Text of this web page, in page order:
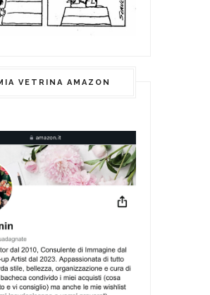
VETRINA AMAZON